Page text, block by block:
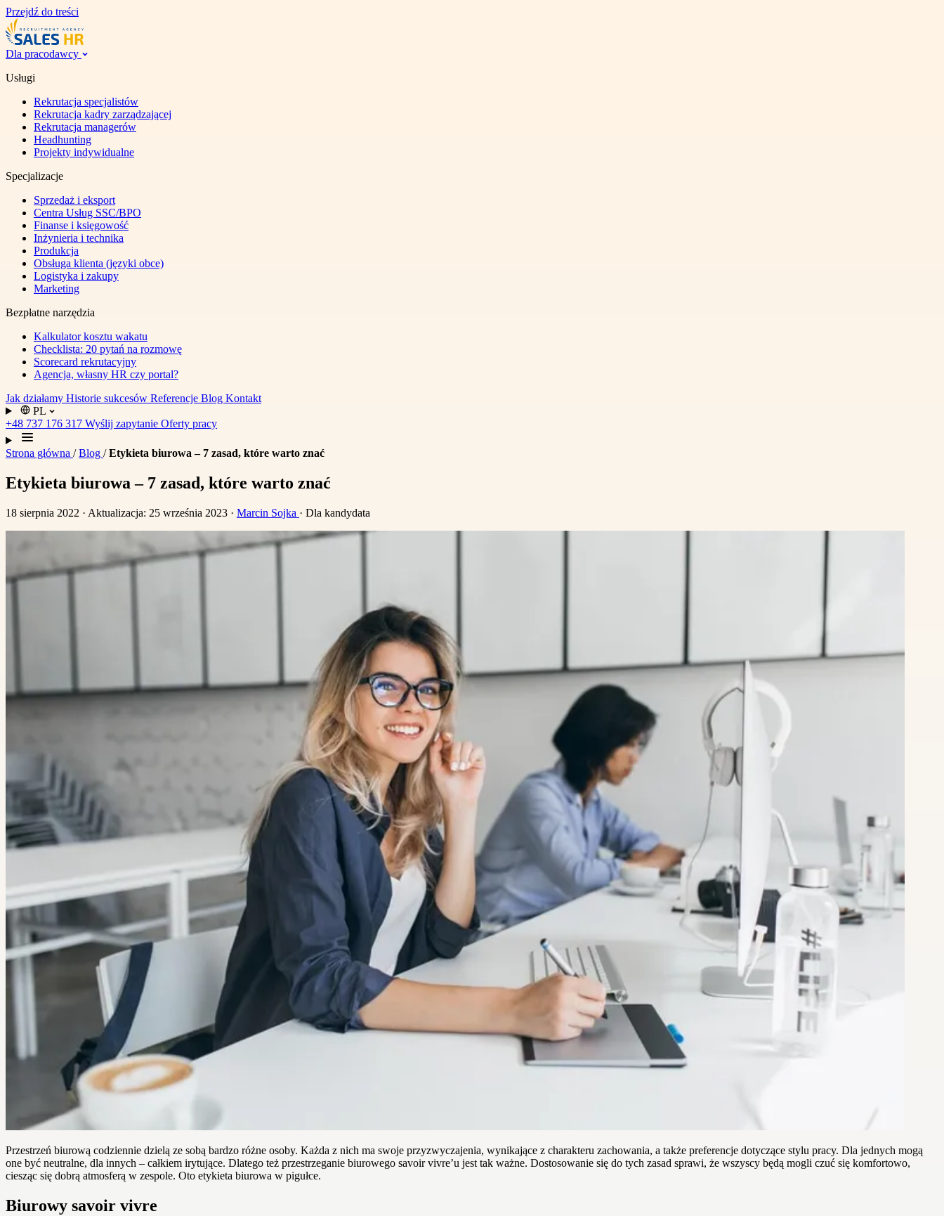
Przejdź do treści
Dla pracodawcy
Usługi
Rekrutacja specjalistów
Rekrutacja kadry zarządzającej
Rekrutacja managerów
Headhunting
Projekty indywidualne
Specjalizacje
Sprzedaż i eksport
Centra Usług SSC/BPO
Finanse i księgowość
Inżynieria i technika
Produkcja
Obsługa klienta (języki obce)
Logistyka i zakupy
Marketing
Bezpłatne narzędzia
Kalkulator kosztu wakatu
Checklista: 20 pytań na rozmowę
Scorecard rekrutacyjny
Agencja, własny HR czy portal?
Jak działamy Historie sukcesów Referencje Blog Kontakt
PL
+48 737 176 317 Wyślij zapytanie Oferty pracy
Strona główna /Blog /Etykieta biurowa – 7 zasad, które warto znać
Etykieta biurowa – 7 zasad, które warto znać
18 sierpnia 2022 · Aktualizacja: 25 września 2023 · Marcin Sojka · Dla kandydata
Przestrzeń biurową codziennie dzielą ze sobą bardzo różne osoby. Każda z nich ma swoje przyzwyczajenia, wynikające z charakteru zachowania, a także preferencje dotyczące stylu pracy. Dla jednych mogą
one być neutralne, dla innych – całkiem irytujące. Dlatego też przestrzeganie biurowego savoir vivre’u jest tak ważne. Dostosowanie się do tych zasad sprawi, że wszyscy będą mogli czuć się komfortowo,
ciesząc się dobrą atmosferą w zespole. Oto etykieta biurowa w pigułce.
Biurowy savoir vivre